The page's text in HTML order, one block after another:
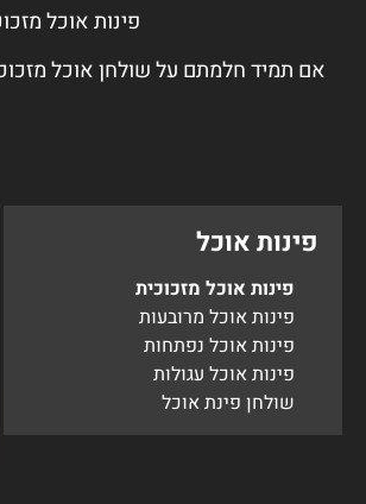
פינות אוכל
אם תמיד חלמתם על שולחן אוכל
פינות אוכל
פינות אוכל מזכוכית
פינות אוכל מרובעות
פינות אוכל נפתחות
פינות אוכל עגולות
שולחן פינת אוכל